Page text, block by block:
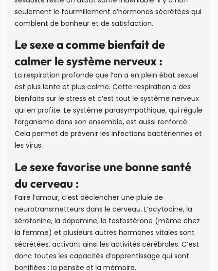
seulement le fourmillement d’hormones sécrétées qui
comblent de bonheur et de satisfaction.
Le sexe a comme bienfait de
calmer le système nerveux :
La respiration profonde que l’on a en plein ébat sexuel
est plus lente et plus calme. Cette respiration a des
bienfaits sur le stress et c’est tout le système nerveux
qui en profite. Le système parasympathique, qui régule
l’organisme dans son ensemble, est aussi renforcé.
Cela permet de prévenir les infections bactériennes et
les virus.
Le sexe favorise une bonne santé
du cerveau :
Faire l’amour, c’est déclencher une pluie de
neurotransmetteurs dans le cerveau. L’ocytocine, la
sérotonine, la dopamine, la testostérone (même chez
la femme) et plusieurs autres hormones vitales sont
sécrétées, activant ainsi les activités cérébrales. C’est
donc toutes les capacités d’apprentissage qui sont
bonifiées : la pensée et la mémoire.